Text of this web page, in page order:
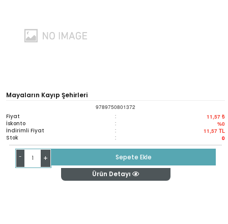
Mayaların Kayıp Şehirleri
9789750801372
Fiyat : 11,57 ₺
İskonto : %0
İndirimli Fiyat : 11,57 TL
Stok : 0
- +
Sepete Ekle
Ürün Detayı